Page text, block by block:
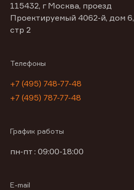
115432, г Москва, проезд
Проектируемый 4062-й, дом 6,
стр 2
Телефоны
+7 (495) 748-77-48
+7 (495) 787-77-48
График работы
пн-пт : 09:00-18:00
E-mail